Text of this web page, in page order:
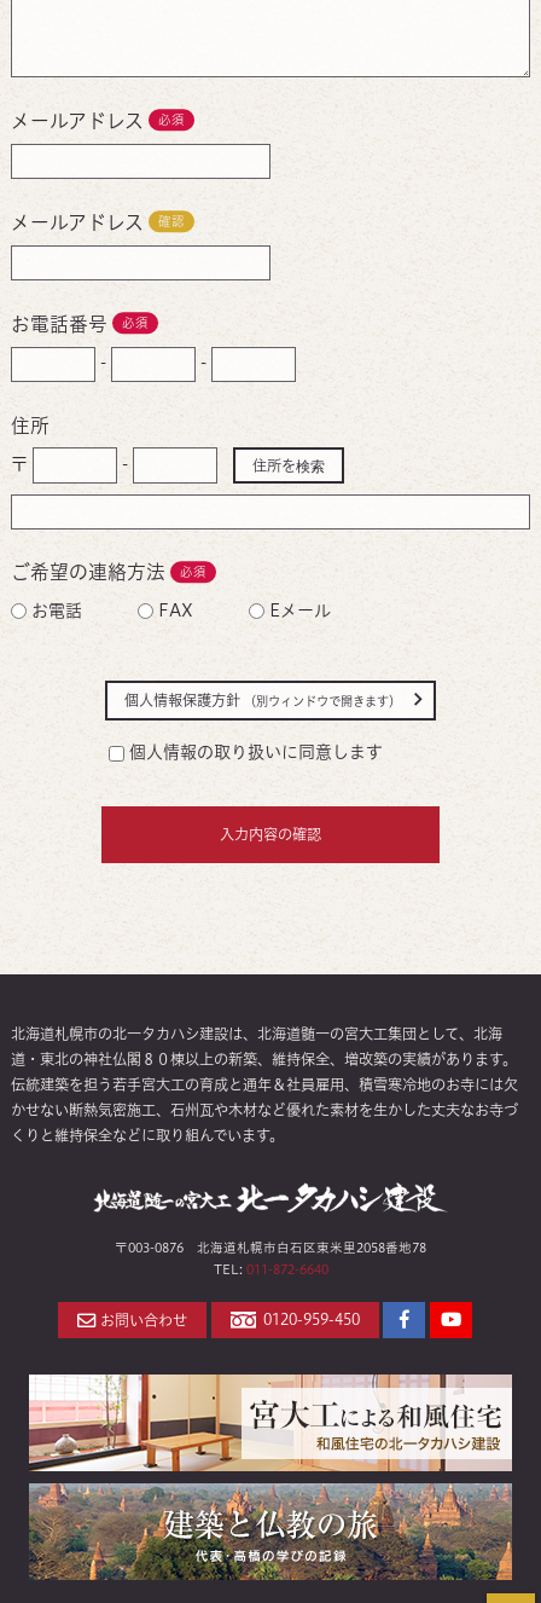
メールアドレス 必須
メールアドレス 確認
お電話番号 必須
- -
住所
〒 -
ご希望の連絡方法 必須
お電話 FAX Eメール
個人情報保護方針 （別ウィンドウで開きます）
個人情報の取り扱いに同意します
北海道札幌市の北一タカハシ建設は、北海道髄一の宮大工集団として、北海
道・東北の神社仏閣８０棟以上の新築、維持保全、増改築の実績があります。
伝統建築を担う若手宮大工の育成と通年＆社員雇用、積雪寒冷地のお寺には欠
かせない断熱気密施工、石州瓦や木材など優れた素材を生かした丈夫なお寺づ
くりと維持保全などに取り組んでいます。
〒003-0876 北海道札幌市白石区東米里2058番地78
TEL: 011-872-6640
お問い合わせ 0120-959-450
Facebook
ペ
ジ
YouTube
チ
ン
ネ
ル